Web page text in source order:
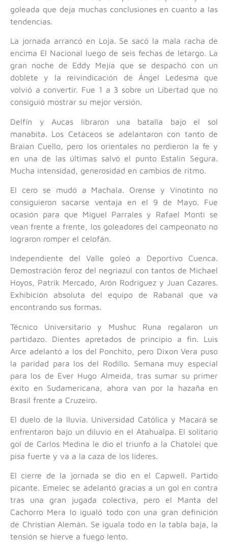
goleada que deja muchas conclusiones en cuanto a las
tendencias.
La jornada arrancó en Loja. Se sacó la mala racha de
encima El Nacional luego de seis fechas de letargo. La
gran noche de Eddy Mejía que se despachó con un
doblete y la reivindicación de Ángel Ledesma que
volvió a convertir. Fue 1 a 3 sobre un Libertad que no
consiguió mostrar su mejor versión.
Delfín y Aucas libraron una batalla bajo el sol
manabita. Los Cetáceos se adelantaron con tanto de
Braian Cuello, pero los orientales no perdieron la fe y
en una de las últimas salvó el punto Estalin Segura.
Mucha intensidad, generosidad en cambios de ritmo.
El cero se mudó a Machala. Orense y Vinotinto no
consiguieron sacarse ventaja en el 9 de Mayo. Fue
ocasión para que Miguel Parrales y Rafael Monti se
vean frente a frente, los goleadores del campeonato no
lograron romper el celofán.
Independiente del Valle goleó a Deportivo Cuenca.
Demostración feroz del negriazul con tantos de Michael
Hoyos, Patrik Mercado, Arón Rodríguez y Juan Cazares.
Exhibición absoluta del equipo de Rabanal que va
encontrando sus formas.
Técnico Universitario y Mushuc Runa regalaron un
partidazo. Dientes apretados de principio a fin. Luis
Arce adelantó a los del Ponchito, pero Dixon Vera puso
la paridad para los del Rodillo. Semana muy especial
para los de Ever Hugo Almeida, tras sumar su primer
éxito en Sudamericana, ahora van por la hazaña en
Brasil frente a Cruzeiro.
El duelo de la lluvia. Universidad Católica y Macará se
enfrentaron bajo un diluvio en el Atahualpa. El solitario
gol de Carlos Medina le dio el triunfo a la Chatoleí que
pisa fuerte y va a la caza de los líderes.
El cierre de la jornada se dio en el Capwell. Partido
picante. Emelec se adelantó gracias a un gol en contra
tras una gran jugada colectiva, pero el Manta del
Cachorro Mera lo igualó todo con una gran definición
de Christian Alemán. Se iguala todo en la tabla baja, la
tensión se hierve a fuego lento.